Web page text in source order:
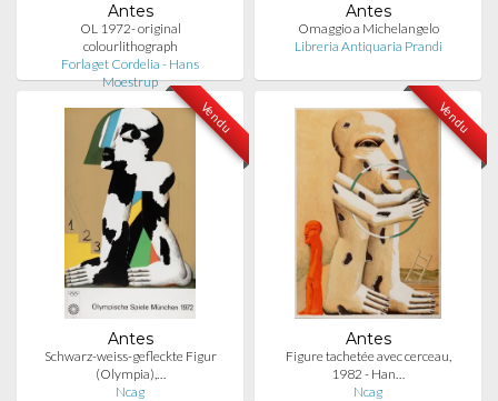
Antes
OL 1972- original
colourlithograph
Forlaget Cordelia - Hans
Moestrup
Antes
Omaggio a Michelangelo
Libreria Antiquaria Prandi
Vendu
Antes
Schwarz-weiss-gefleckte Figur
(Olympia),…
Ncag
Vendu
Antes
Figure tachetée avec cerceau,
1982 - Han…
Ncag